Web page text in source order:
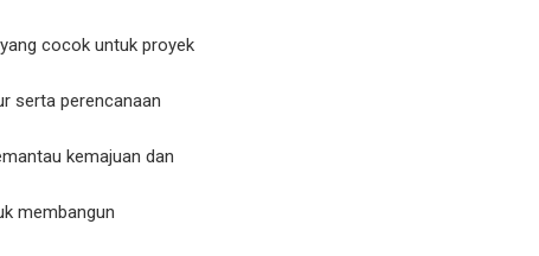
cocok untuk proyek
serta perencanaan
kemajuan dan
membangun